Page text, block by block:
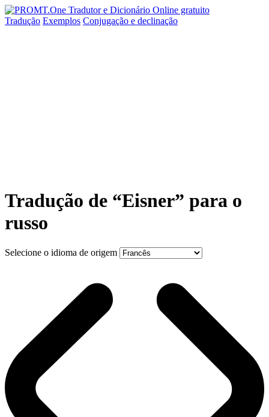
Tradução Exemplos Conjugação e declinação
Tradução de “Eisner” para o
russo
Selecione o idioma de origem